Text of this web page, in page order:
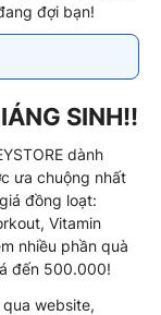
đợi bạn!
SINH!!
dành
ưa chuộng nhất
đồng loạt:
Vitamin
nhiều phần quà
đến 500.000!
website,